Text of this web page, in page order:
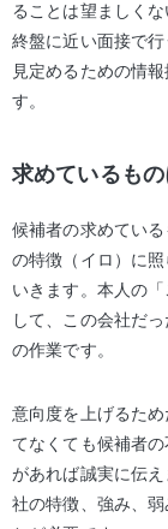
ることは望ましく
終盤に近い面接で
見定めるための情
す。
求めているも
候補者の求めてい
の特徴（イロ）に
いきます。本人の
して、この会社だ
の作業です。
意向度を上げるた
てなくても候補者
があれば誠実に伝
社の特徴、強み、